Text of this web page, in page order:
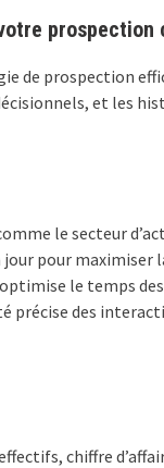
prospection
de prospection
et les
le secteur
jour pour
le temps
précise des
chiffre